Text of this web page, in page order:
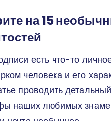
на 15
есть что-то
человека и его
проводить
наших любимых